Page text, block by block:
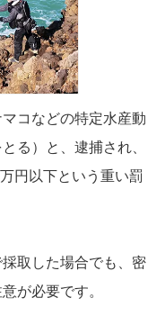
コなどの特定水産動
る）と、逮捕され、
円以下という重い罰
取した場合でも、密
が必要です。